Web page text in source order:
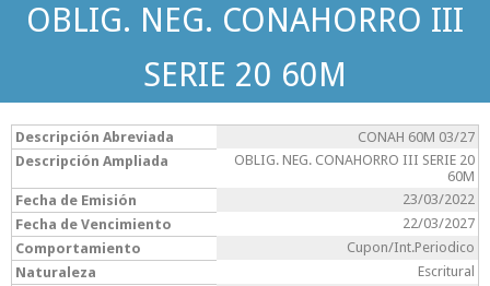
OBLIG. NEG. CONAHORRO III
SERIE 20 60M
Descripción Abreviada
CONAH 60M 03/27
Descripción Ampliada
OBLIG. NEG. CONAHORRO III SERIE 20
60M
Fecha de Emisión
23/03/2022
Fecha de Vencimiento
22/03/2027
Comportamiento
Cupon/Int.Periodico
Naturaleza
Escritural